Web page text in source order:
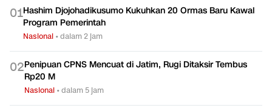
01Hashim Djojohadikusumo Kukuhkan 20 Ormas Baru Kawal
Program Pemerintah
Nasional •dalam 2 jam
02Penipuan CPNS Mencuat di Jatim, Rugi Ditaksir Tembus
Rp20 M
Nasional •dalam 5 jam